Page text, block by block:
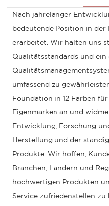
Nach jahrelanger
bedeutende Position in der
erarbeitet. Wir halten uns
Qualitätsstandards und ein
umfassend zu
Foundation in 12 Farben
Eigenmarken an und
Entwicklung, Forschung
Herstellung und der
Produkte. Wir hoffen,
Branchen, Ländern und
hochwertigen Produkten
Service zufriedenstellen zu